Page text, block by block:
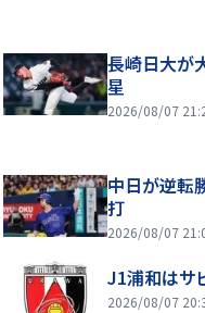
長崎日大が
星
2026/08/07
中日が逆転
打
2026/08/07
J1浦和はサ
2026/08/07